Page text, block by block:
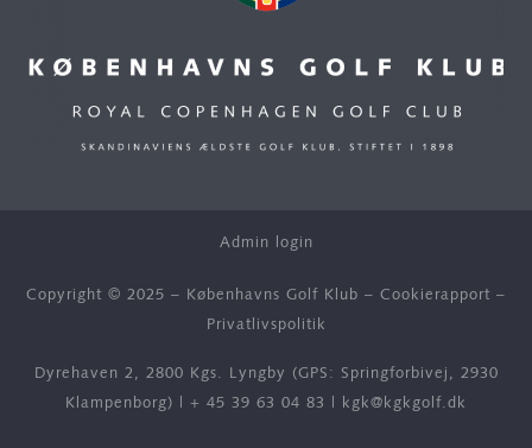
Admin login
Copyright © 2025 – Københavns Golf Klub – Cookierapport –
Privatlivspolitik
Dyrehaven 2, 2800 Kgs. Lyngby (GPS: Springforbivej, 2930
Klampenborg) | + 45 39 63 04 83 kgk@kgkgolf.dk